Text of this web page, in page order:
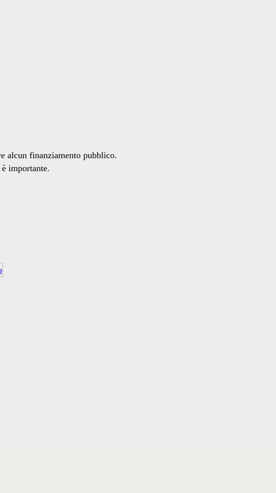
alcun finanziamento pubblico.
importante.